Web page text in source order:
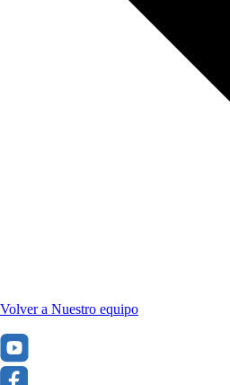
Volver a Nuestro equipo